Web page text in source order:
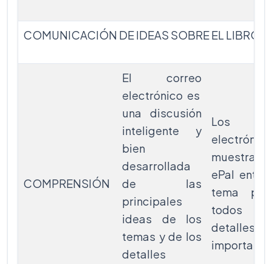
COMUNICACIÓN DE IDEAS SOBRE EL LIBRO
COMPRENSIÓN
El correo
electrónico es
una discusión
inteligente y
bien
desarrollada
de las
principales
ideas de los
temas y de los
detalles
Los
muestran
ePal
tema
todos
detalles